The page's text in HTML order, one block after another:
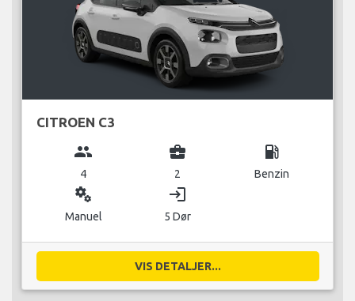
CITROEN C3
group
4
business_center
2
local_gas_station
Benzin
miscellaneous_services
Manuel
login
5 Dør
VIS DETALJER...